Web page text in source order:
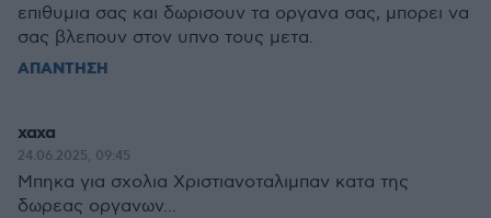
επιθυμια σας και δωρισουν τα οργανα σας, μπορει να
σας βλεπουν στον υπνο τους μετα.
ΑΠΑΝΤΗΣΗ
χαχα
24.06.2025, 09:45
Μπηκα για σχολια Χριστιανοταλιμπαν κατα της
δωρεας οργανων...